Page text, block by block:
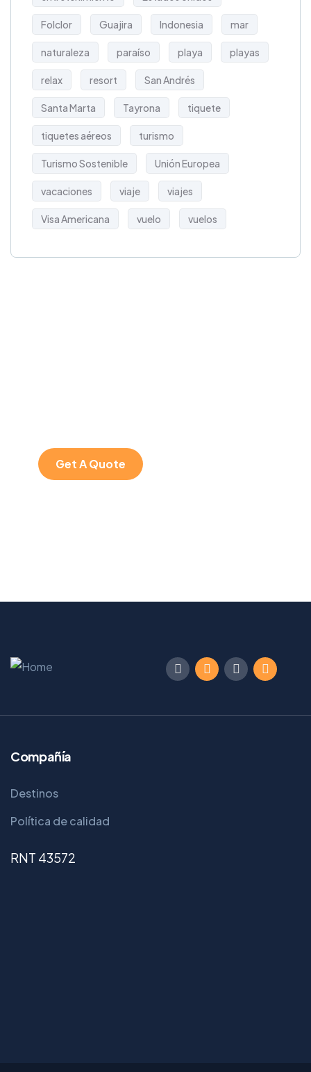
Folclor Guajira Indonesia mar
naturaleza paraíso playa playas
relax resort San Andrés
Santa Marta Tayrona tiquete
tiquetes aéreos turismo
Turismo Sostenible Unión Europea
vacaciones viaje viajes
Visa Americana vuelo vuelos
Get A Quote
Compañía
Destinos
Política de calidad
RNT 43572